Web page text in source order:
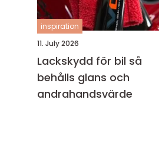
inspiration
11. July 2026
Lackskydd för bil så
behålls glans och
andrahandsvärde